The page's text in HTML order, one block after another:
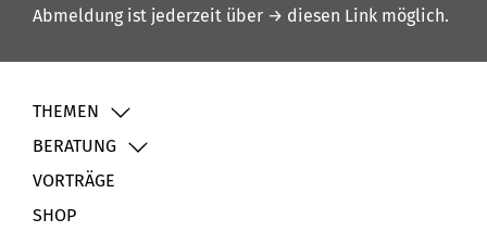
Abmeldung ist jederzeit über → diesen Link möglich.
THEMEN
BERATUNG
VORTRÄGE
SHOP